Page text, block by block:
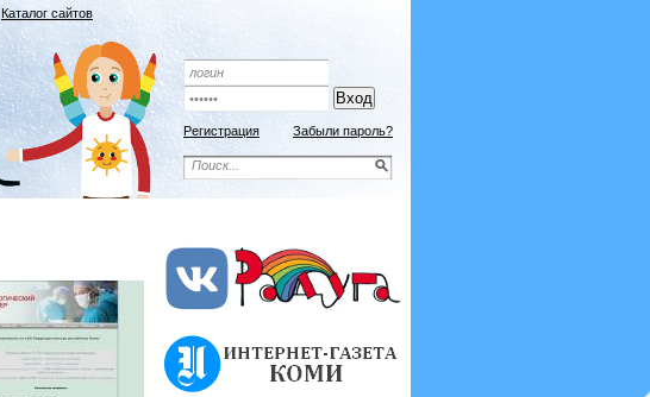
Каталог сайтов
Регистрация Забыли пароль?